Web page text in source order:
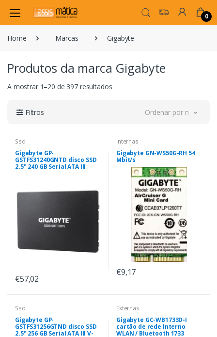
0
Home Marcas Gigabyte
Produtos da marca Gigabyte
A mostrar 1–20 de 397 resultados
Filtros Ordenar por novidade
Ssd
Gigabyte GP-
GSTFS31240GNTD disco SSD
2.5" 240 GB Serial ATA III
€57,02
Internas
Gigabyte GN-WS50G-RH 54
Mbit/s
€9,17
Ssd
Gigabyte GP-
GSTFS31256GTND disco SSD
2.5" 256 GB Serial ATA III V-
Externas
Gigabyte GC-WB1733D-I
cartão de rede Interno
WLAN / Bluetooth 1733